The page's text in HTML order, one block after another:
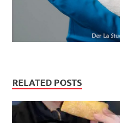
RELATED POSTS